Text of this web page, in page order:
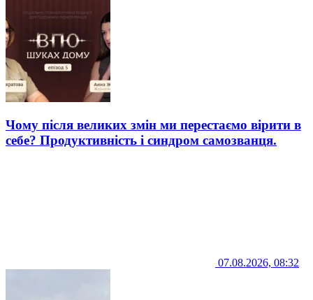
Чому після великих змін ми перестаємо вірити в
себе? Продуктивність і синдром самозванця.
07.08.2026, 08:32